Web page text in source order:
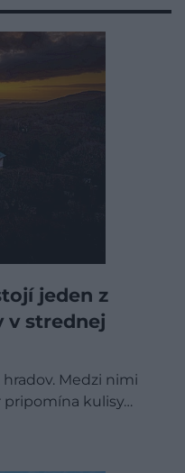
jeden z
v strednej
Medzi nimi
pripomína kulisy…